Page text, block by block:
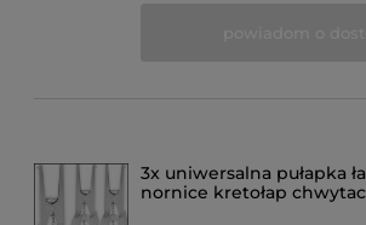
3x uniwersalna pułapka
nornice kretołap